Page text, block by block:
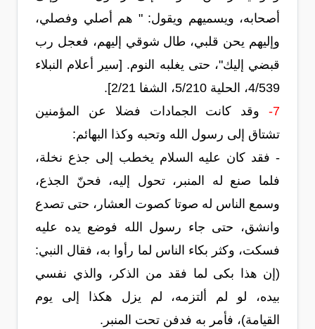
أصحابه، ويسميهم ويقول: " هم أصلي وفصلي،
وإليهم يحن قلبي، طال شوقي إليهم، فعجل رب
قبضي إليك"، حتى يغلبه النوم. [سير أعلام النبلاء
4/539، الحلية 5/210، الشفا 2/21].
7-
وقد كانت الجمادات فضلا عن المؤمنين
تشتاق إلى رسول الله وتحبه وكذا البهائم:
- فقد كان عليه السلام يخطب إلى جذع نخلة،
فلما صنع له المنبر، تحول إليه، فحنّ الجذع،
وسمع الناس له صوتا كصوت العشار، حتى تصدع
وانشق، حتى جاء رسول الله فوضع يده عليه
فسكت، وكثر بكاء الناس لما رأوا به، فقال النبي:
(إن هذا بكى لما فقد من الذكر، والذي نفسي
بيده، لو لم ألتزمه، لم يزل هكذا إلى يوم
القيامة)، فأمر به فدفن تحت المنبر.